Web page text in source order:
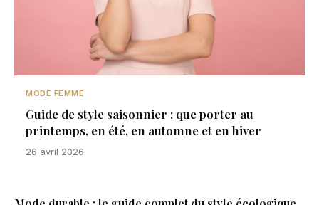
MODE FEMME
Guide de style saisonnier : que porter au
printemps, en été, en automne et en hiver
26 avril 2026